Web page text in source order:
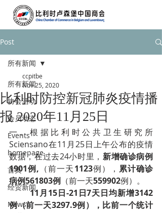
Post
所有新闻
协会活动
会员动态
Events
homepage
首页
经贸新闻
News
所有新闻
比利时防控新冠肺炎疫情播
报 2020年11月25日
ccpitbe
Nov 25, 2020
一、根据比利时公共卫生研究所
Sciensano在11月25日上午公布的疫情
数据，在过去24小时里， 新增确诊病例
1901例, （前一天1123例）， 累计确诊
病例561803例 （前一天559902例）。
11月15日-21日7天日均新增3142
例（前一天3297.9例），比前一个统计